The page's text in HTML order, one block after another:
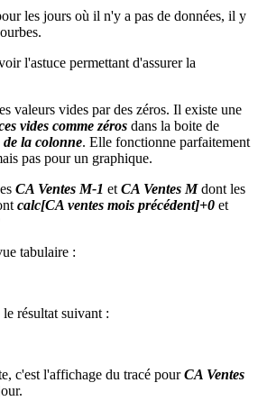
les jours où il n'y a pas de données, il y
l'astuce permettant d'assurer la
valeurs vides par des zéros. Il existe une
vides comme zéros dans la boite de
la colonne. Elle fonctionne parfaitement
pas pour un graphique.
CA Ventes M-1 et CA Ventes Mdont les
calc[CA ventes mois précédent]+0 et
tabulaire :
résultat suivant :
c'est l'affichage du tracé pourCA Ventes